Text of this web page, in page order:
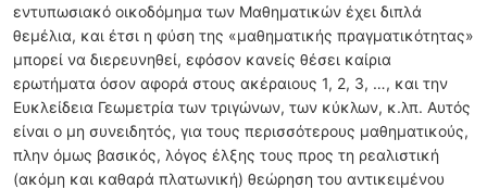
εντυπωσιακό οικοδόμημα των Μαθηματικών έχει διπλά
θεμέλια, και έτσι η φύση της «μαθηματικής πραγματικότητας»
μπορεί να διερευνηθεί, εφόσον κανείς θέσει καίρια
ερωτήματα όσον αφορά στους ακέραιους 1, 2, 3, …, και την
Ευκλείδεια Γεωμετρία των τριγώνων, των κύκλων, κ.λπ. Αυτός
είναι ο μη συνειδητός, για τους περισσότερους μαθηματικούς,
πλην όμως βασικός, λόγος έλξης τους προς τη ρεαλιστική
(ακόμη και καθαρά πλατωνική) θεώρηση του αντικειμένου